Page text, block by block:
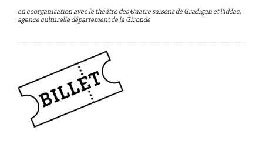
en coorganisation avec le théâtre des Quatre saisons de Gradigan etl’iddac,
agence culturelle département de la Gironde